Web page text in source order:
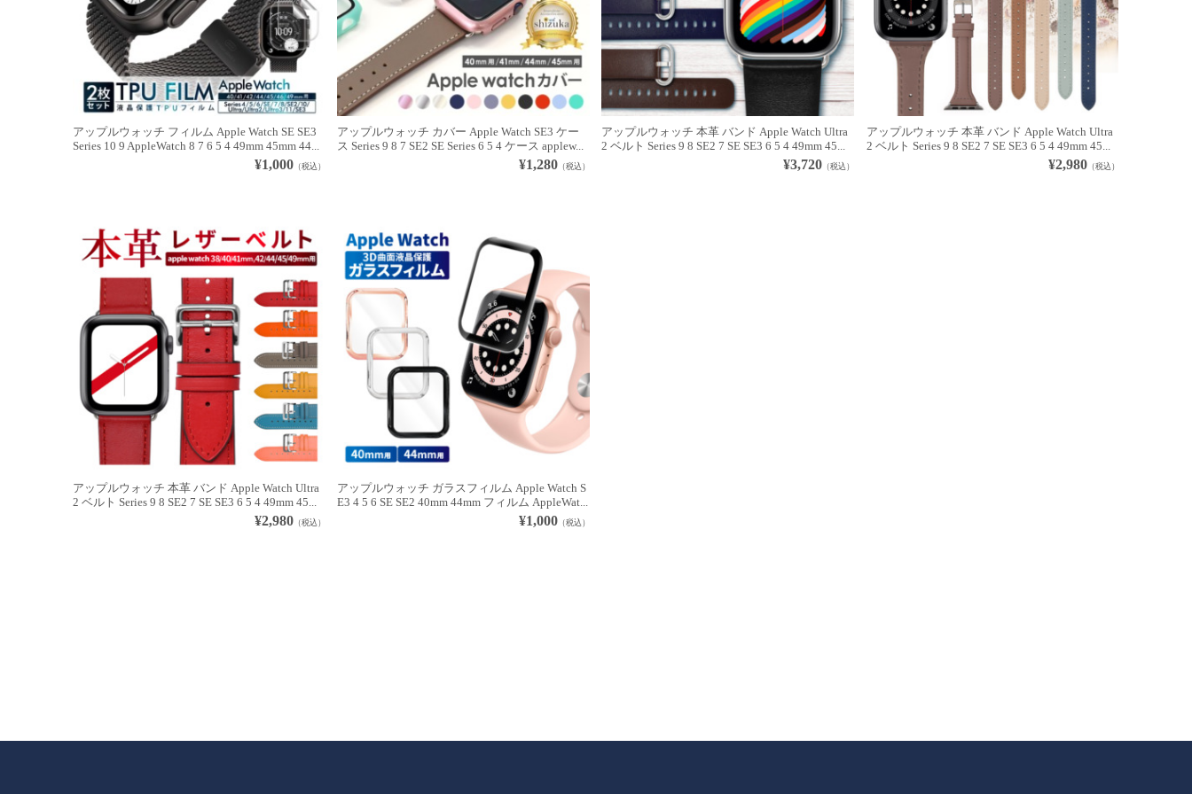
アップルウォッチ フィルム Apple Watch SE SE3
Series 10 9 AppleWatch 8 7 6 5 4 49mm 45mm 44...
¥1,000（税込）
アップルウォッチ カバー Apple Watch SE3 ケー
ス Series 9 8 7 SE2 SE Series 6 5 4 ケース applew...
¥1,280 （税込）
アップルウォッチ 本革 バンド Apple Watch Ultra
2 ベルト Series 9 8 SE2 7 SE SE3 6 5 4 49mm 45...
¥3,720 （税込）
アップルウォッチ 本革 バンド Apple Watch Ultra
2 ベルト Series 9 8 SE2 7 SE SE3 6 5 4 49mm 45...
¥2,980（税込）
アップルウォッチ 本革 バンド Apple Watch Ultra
2 ベルト Series 9 8 SE2 7 SE SE3 6 5 4 49mm 45...
¥2,980（税込）
アップルウォッチ ガラスフィルム Apple Watch S
E3 4 5 6 SE SE2 40mm 44mm フィルム AppleWat...
¥1,000 （税込）